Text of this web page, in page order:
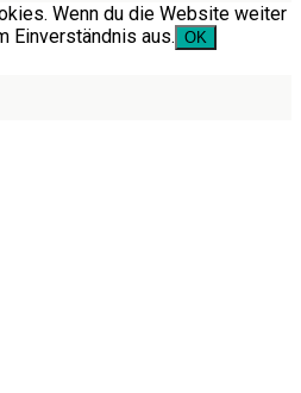
Wenn du die Website weiter
Einverständnis aus. OK